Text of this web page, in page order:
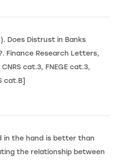
Does Distrust in Banks
Finance Research Letters,
cat.3, FNEGE cat.3,
cat.B]
in the hand is better than
the relationship between